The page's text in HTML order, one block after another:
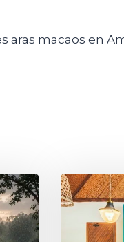
aras macaos en